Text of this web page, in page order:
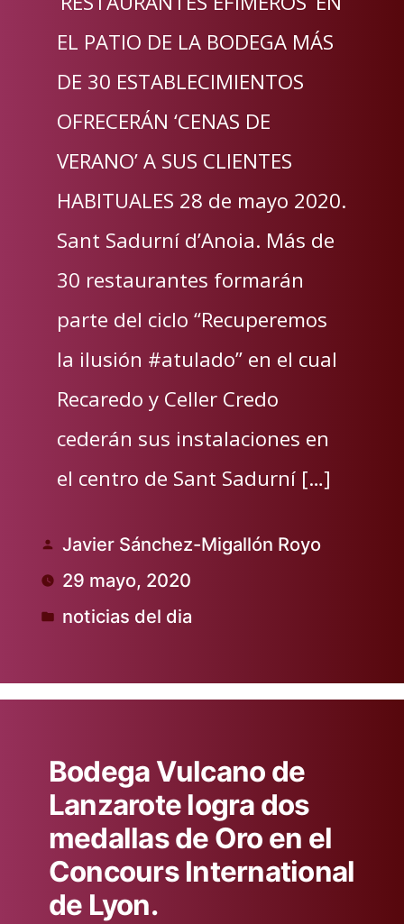
EL PATIO DE LA BODEGA MÁS
DE 30 ESTABLECIMIENTOS
OFRECERÁN ‘CENAS DE
VERANO’ A SUS CLIENTES
HABITUALES 28 de mayo 2020.
Sant Sadurní d’Anoia. Más de
30 restaurantes formarán
parte del ciclo “Recuperemos
la ilusión #atulado” en el cual
Recaredo y Celler Credo
cederán sus instalaciones en
el centro de Sant Sadurní […]
Publicado
por
Javier Sánchez-Migallón Royo
29 mayo, 2020
Publicado
noticias del dia
Bodega Vulcano de
Lanzarote logra dos
medallas de Oro en el
Concours International
de Lyon.